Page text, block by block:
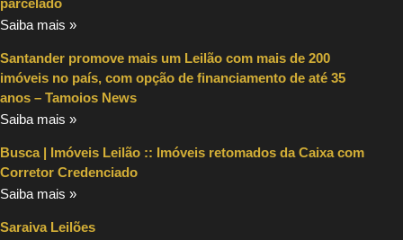
parcelado
Saiba mais »
Santander promove mais um Leilão com mais de 200
imóveis no país, com opção de financiamento de até 35
anos – Tamoios News
Saiba mais »
Busca | Imóveis Leilão :: Imóveis retomados da Caixa com
Corretor Credenciado
Saiba mais »
Saraiva Leilões